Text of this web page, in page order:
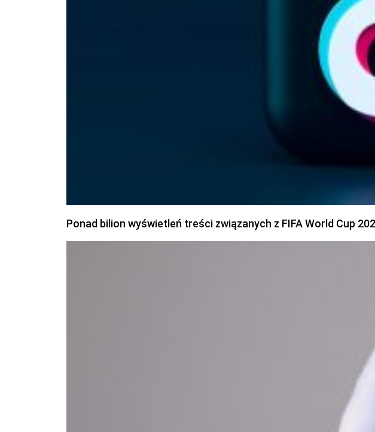
Ponad bilion wyświetleń treści związanych z FIFA World Cup